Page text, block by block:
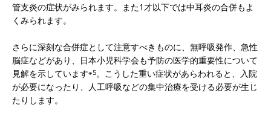
管支炎の症状がみられます。また1才以下では中耳炎の合併もよ
くみられます。
さらに深刻な合併症として注意すべきものに、無呼吸発作、急性
脳症などがあり、日本小児科学会も予防の医学的重要性について
見解を示しています※5。こうした重い症状があらわれると、入院
が必要になったり、人工呼吸などの集中治療を受ける必要が生じ
たりします。